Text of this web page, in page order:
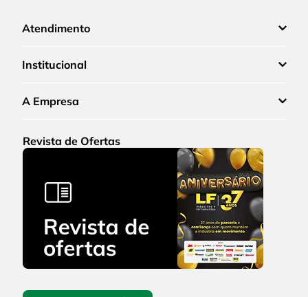
Atendimento
Institucional
A Empresa
Revista de Ofertas